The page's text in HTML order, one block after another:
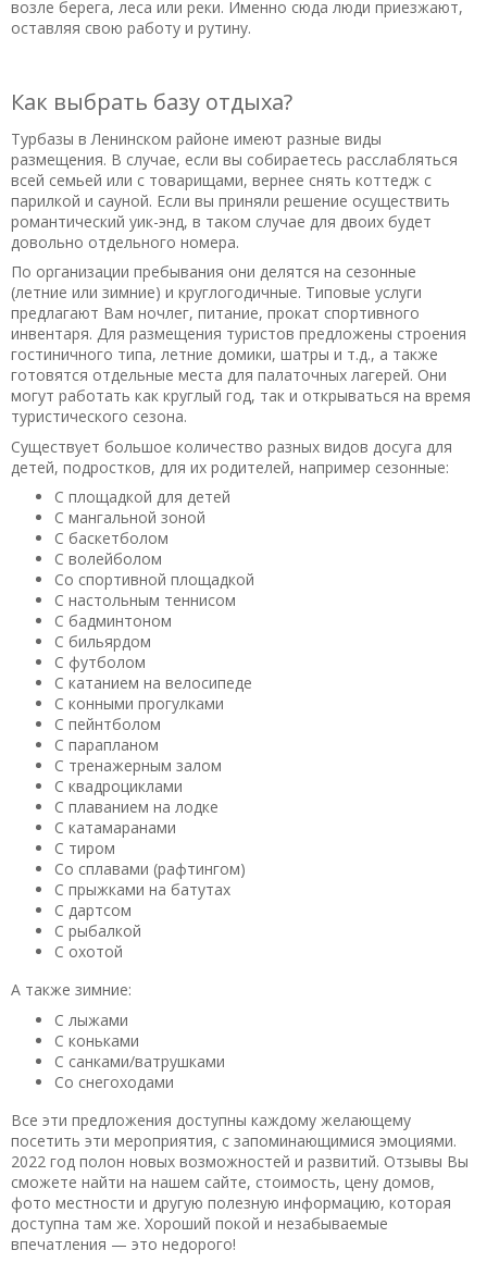
возле берега, леса или реки. Именно сюда люди приезжают,
оставляя свою работу и рутину.
Как выбрать базу отдыха?
Турбазы в Ленинском районе имеют разные виды
размещения. В случае, если вы собираетесь расслабляться
всей семьей или с товарищами, вернее снять коттедж с
парилкой и сауной. Если вы приняли решение осуществить
романтический уик-энд, в таком случае для двоих будет
довольно отдельного номера.
По организации пребывания они делятся на сезонные
(летние или зимние) и круглогодичные. Типовые услуги
предлагают Вам ночлег, питание, прокат спортивного
инвентаря. Для размещения туристов предложены строения
гостиничного типа, летние домики, шатры и т.д., а также
готовятся отдельные места для палаточных лагерей. Они
могут работать как круглый год, так и открываться на время
туристического сезона.
Существует большое количество разных видов досуга для
детей, подростков, для их родителей, например сезонные:
С площадкой для детей
С мангальной зоной
С баскетболом
С волейболом
Со спортивной площадкой
С настольным теннисом
С бадминтоном
С бильярдом
С футболом
С катанием на велосипеде
С конными прогулками
С пейнтболом
С парапланом
С тренажерным залом
С квадроциклами
С плаванием на лодке
С катамаранами
С тиром
Со сплавами (рафтингом)
С прыжками на батутах
С дартсом
С рыбалкой
С охотой
А также зимние:
С лыжами
С коньками
С санками/ватрушками
Со снегоходами
Все эти предложения доступны каждому желающему
посетить эти мероприятия, с запоминающимися эмоциями.
2022 год полон новых возможностей и развитий. Отзывы Вы
сможете найти на нашем сайте, стоимость, цену домов,
фото местности и другую полезную информацию, которая
доступна там же. Хороший покой и незабываемые
впечатления — это недорого!